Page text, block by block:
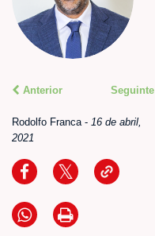
Anterior Seguinte
Rodolfo Franca- 16 de abril,
2021